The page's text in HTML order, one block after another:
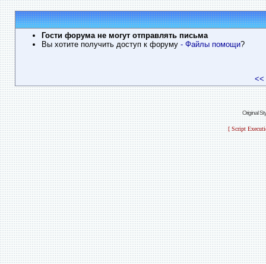
Гости форума не могут отправлять письма
Вы хотите получить доступ к форуму - Файлы помощи?
<<
Original
[ Script